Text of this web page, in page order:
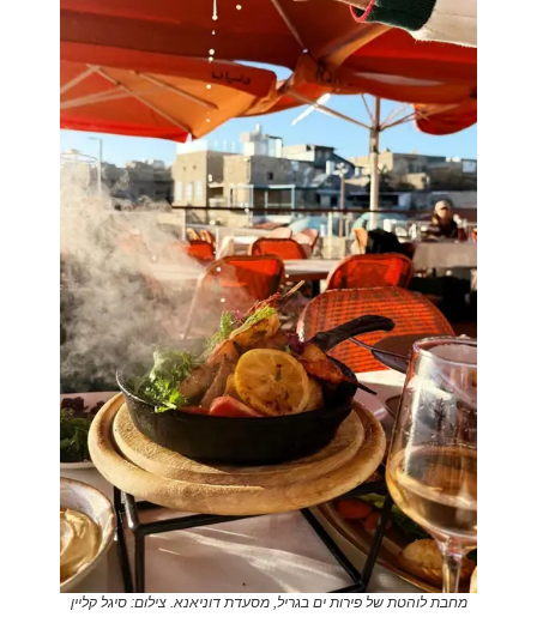
מחבת לוהטת של פירות ים בגריל, מסעדת דוניאנא. צילום: סיגל קליין